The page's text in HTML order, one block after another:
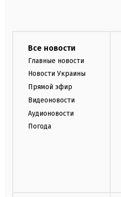
Все новости
Главные новости
Новости Украины
Прямой эфир
Видеоновости
Аудионовости
Погода